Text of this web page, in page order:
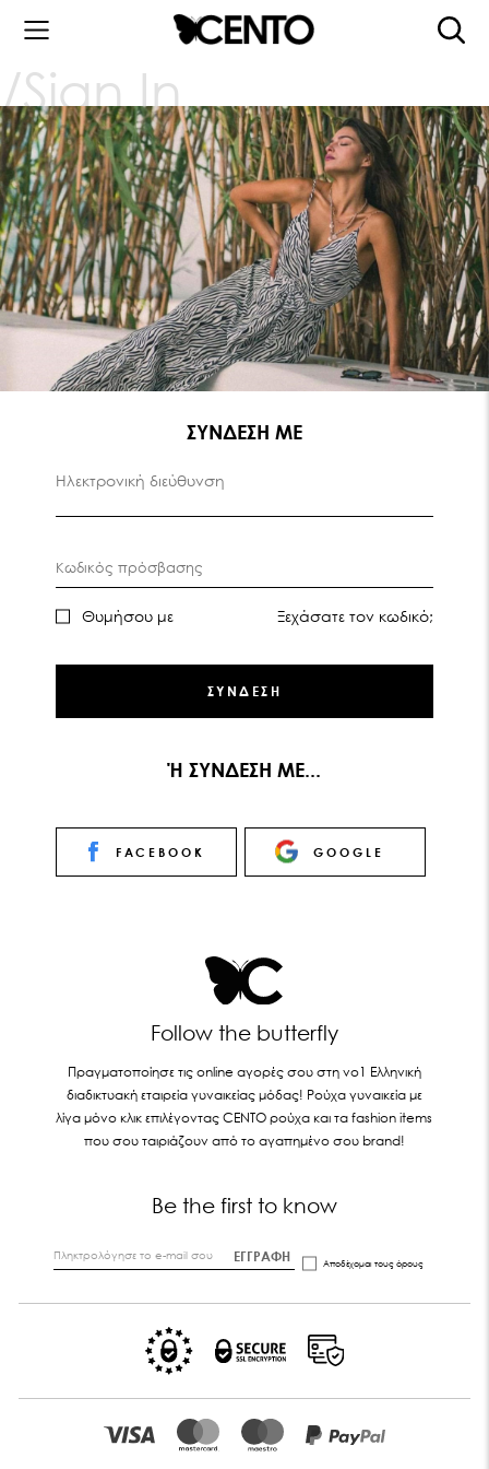
Sign In
ΣΥΝΔΕΣΗ ΜΕ
Ηλεκτρονική διεύθυνση
Κωδικός πρόσβασης
Θυμήσου με Ξεχάσατε τον κωδικό;
ΣΥΝΔΕΣΗ
Ή ΣΥΝΔΕΣΗ ΜΕ...
FACEBOOK GOOGLE
Follow the butterfly
Πραγματοποίησε τις online αγορές σου στη νο1 Ελληνική
διαδικτυακή εταιρεία γυναικείας μόδας! Ρούχα γυναικεία με
λίγα μόνο κλικ επιλέγοντας CENTO ρούχα και τα fashion items
που σου ταιριάζουν από το αγαπημένο σου brand!
Be the first to know
ΕΓΓΡΑΦΗ Αποδέχομαι τους όρους